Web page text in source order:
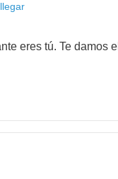
eres tú. Te damos el